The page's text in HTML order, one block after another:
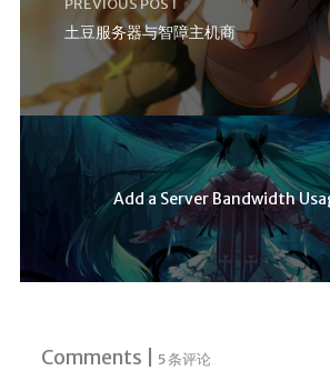
PREVIOUS POST
土豆服务器与智障主机商
Comments | 5 条评论